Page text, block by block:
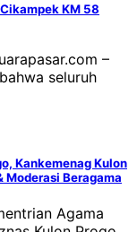
KM 58
–
seluruh
Kankemenag Kulon
Moderasi Beragama
Agama